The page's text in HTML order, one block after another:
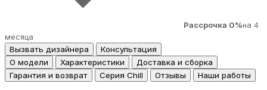
Рассрочка 0%на 4
месяца
Вызвать дизайнера
Консультация
О модели
Характеристики
Доставка и сборка
Гарантия и возврат
Серия Chill Отзывы Наши работы